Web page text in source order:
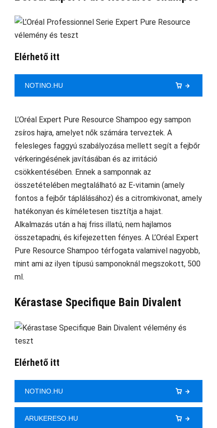
Elérhető itt
NOTINO.HU
L’Oréal Expert Pure Resource Shampoo egy sampon
zsíros hajra, amelyet nők számára terveztek. A
felesleges faggyú szabályozása mellett segít a fejbőr
vérkeringésének javításában és az irritáció
csökkentésében. Ennek a samponnak az
összetételében megtalálható az E-vitamin (amely
fontos a fejbőr táplálásához) és a citromkivonat, amely
hatékonyan és kíméletesen tisztítja a hajat.
Alkalmazás után a haj friss illatú, nem hajlamos
összetapadni, és kifejezetten fényes. A L’Oréal Expert
Pure Resource Shampoo térfogata valamivel nagyobb,
mint ami az ilyen típusú samponoknál megszokott, 500
ml.
Kérastase Specifique Bain Divalent
Elérhető itt
NOTINO.HU
ARUKERESO.HU